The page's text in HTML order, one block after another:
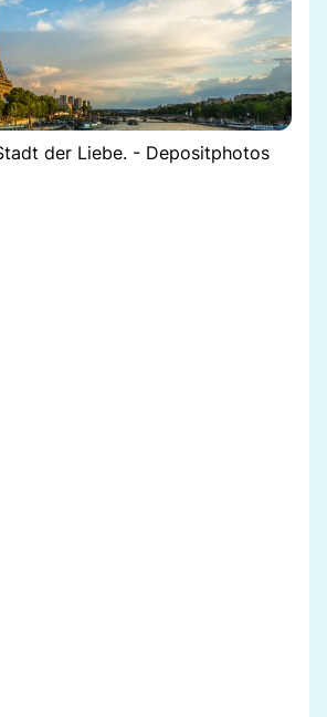
der Liebe. - Depositphotos